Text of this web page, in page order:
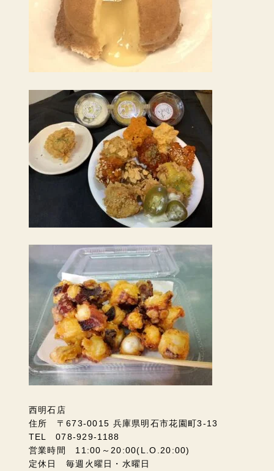
西明石店
住所 〒673-0015 兵庫県明石市花園町3-13
TEL 078-929-1188
営業時間 11:00～20:00(L.O.20:00)
定休日 毎週火曜日・水曜日